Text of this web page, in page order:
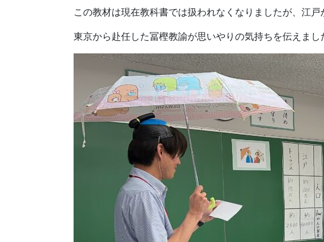
この教材は現在教科書では扱われなくなりましたが、江戸
東京から赴任した冨樫教諭が思いやりの気持ちを伝えまし